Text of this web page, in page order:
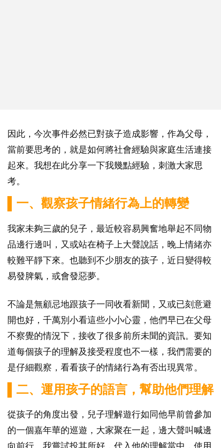
因此，今次事件必然已對孩子造成影響，作為父母，
當前要思考的，就是如何將社會經驗與家庭生活連接
起來。我想在此分享一下我幾點經驗，刺激大家思
考。
▌一、觀察孩子情緒行為上的轉變
我家未夠三歲的兒子，最近較容易興奮地舉起不同物
品邊行邊叫，又或站在椅子上大聲說話，晚上情緒亦
較難平靜下來。也聽到不少朋友的孩子，近日變得較
易發脾氣，或會發惡夢。
不論是無顧忌地跟孩子一同收看新聞，又或已刻意避
開也好，千萬別小看這些小小心靈，他們早已在父母
不察覺的情況下，接收了很多前所未聞的資訊。要知
道每個孩子的理解及接受程度也不一樣，我們需要的
是仔細觀察，看看孩子的情緒行為有否出現異常。
▌二、運用孩子的語言，幫助他們理解
從孩子的角度出發，兒子理解遊行如同他早前曾參加
的一個嘉年華的巡遊，大家聚在一起，邊大聲叫喊邊